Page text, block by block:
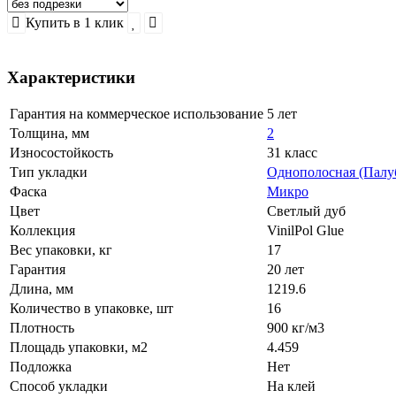
Купить в 1 клик
Характеристики
Гарантия на коммерческое использование 5 лет
Толщина, мм
2
Износостойкость
31 класс
Тип укладки
Однополосная
Фаска
Микро
Цвет
Светлый дуб
Коллекция
VinilPol Glue
Вес упаковки, кг
17
Гарантия
20 лет
Длина, мм
1219.6
Количество в упаковке, шт
16
Плотность
900 кг/м3
Площадь упаковки, м2
4.459
Подложка
Нет
Способ укладки
На клей